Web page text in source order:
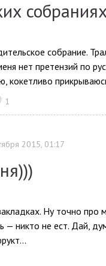
собрание.
нет претензий по
кокетливо
1
2015, 01:17
Ну точно про
— никто не ест. Дай,